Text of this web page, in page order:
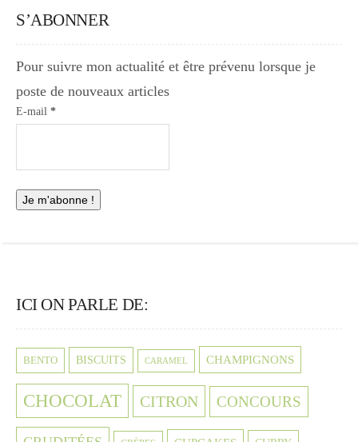
S’ABONNER
Pour suivre mon actualité et être prévenu lorsque je
poste de nouveaux articles
E-mail *
ICI ON PARLE DE:
BENTO BISCUITS CARAMEL CHAMPIGNONS
CHOCOLAT CITRON CONCOURS